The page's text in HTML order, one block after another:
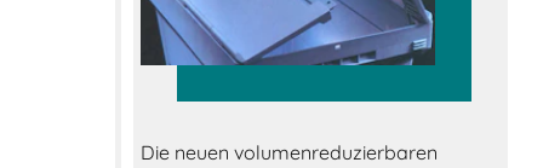
Die neuen volumenreduzierbaren